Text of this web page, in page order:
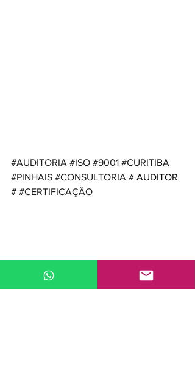
#AUDITORIA #ISO #9001 #CURITIBA
#PINHAIS #CONSULTORIA # AUDITOR
# #CERTIFICAÇÃO